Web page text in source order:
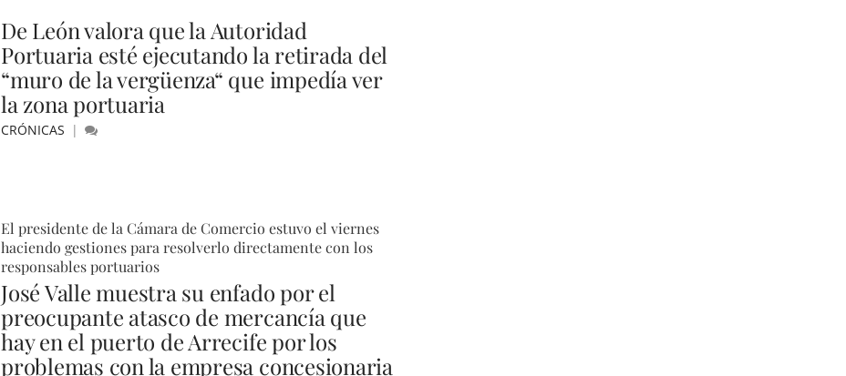
De León valora que la Autoridad
Portuaria esté ejecutando la retirada del
“muro de la vergüenza“ que impedía ver
la zona portuaria
CRÓNICAS
El presidente de la Cámara de Comercio estuvo el viernes
haciendo gestiones para resolverlo directamente con los
responsables portuarios
José Valle muestra su enfado por el
preocupante atasco de mercancía que
hay en el puerto de Arrecife por los
problemas con la empresa concesionaria